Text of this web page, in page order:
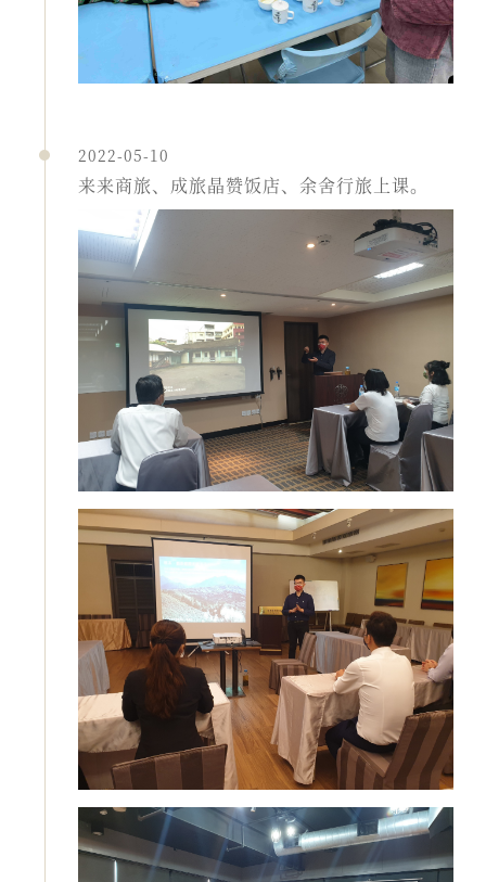
2022-05-10
来来商旅、成旅晶赞饭店、余舍行旅上课。